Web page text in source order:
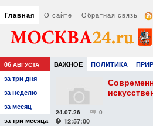
Главная О сайте Обратная связь
06 АВГУСТА ВАЖНОЕ ПОЛИТИКА
РАЗВЛЕЧЕНИЯ И ОТДЫХ
за три дня
за неделю
за месяц
за три месяца
и
0
24.07.26
12:57:00